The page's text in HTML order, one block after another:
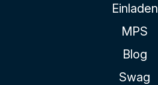
Einladen
MPS
Blog
Swag